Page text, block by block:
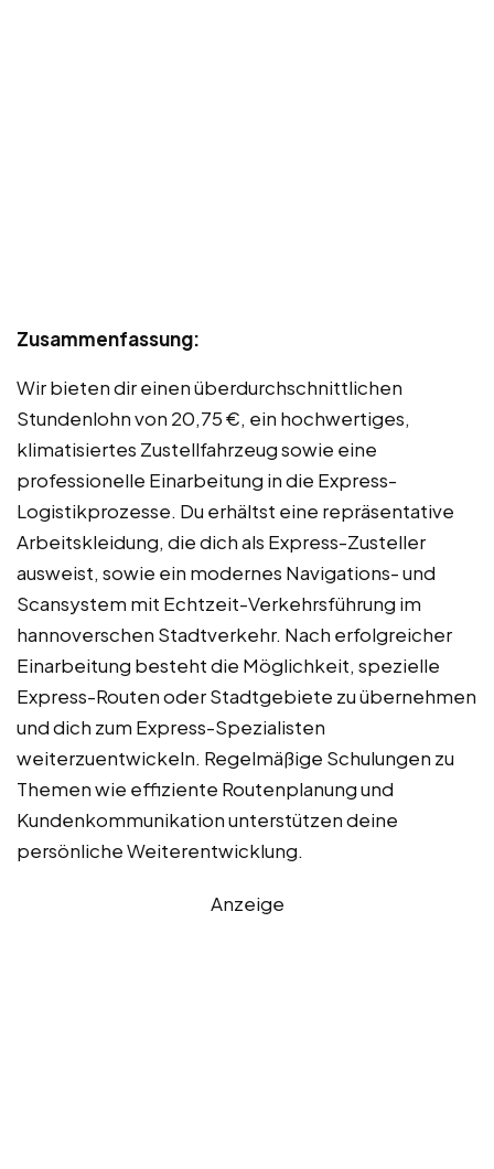
Zusammenfassung:
Wir bieten dir einen überdurchschnittlichen
Stundenlohn von 20,75 €, ein hochwertiges,
klimatisiertes Zustellfahrzeug sowie eine
professionelle Einarbeitung in die Express-
Logistikprozesse. Du erhältst eine repräsentative
Arbeitskleidung, die dich als Express-Zusteller
ausweist, sowie ein modernes Navigations- und
Scansystem mit Echtzeit-Verkehrsführung im
hannoverschen Stadtverkehr. Nach erfolgreicher
Einarbeitung besteht die Möglichkeit, spezielle
Express-Routen oder Stadtgebiete zu übernehmen
und dich zum Express-Spezialisten
weiterzuentwickeln. Regelmäßige Schulungen zu
Themen wie effiziente Routenplanung und
Kundenkommunikation unterstützen deine
persönliche Weiterentwicklung.
Anzeige